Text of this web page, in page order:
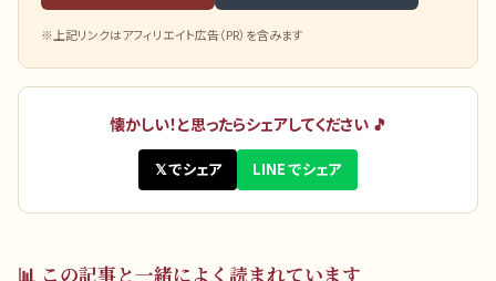
※上記リンクはアフィリエイト広告（PR）を含みます
懐かしい！と思ったらシェアしてください 🎵
𝕏 でシェア LINE でシェア
📊 この記事と一緒によく読まれています